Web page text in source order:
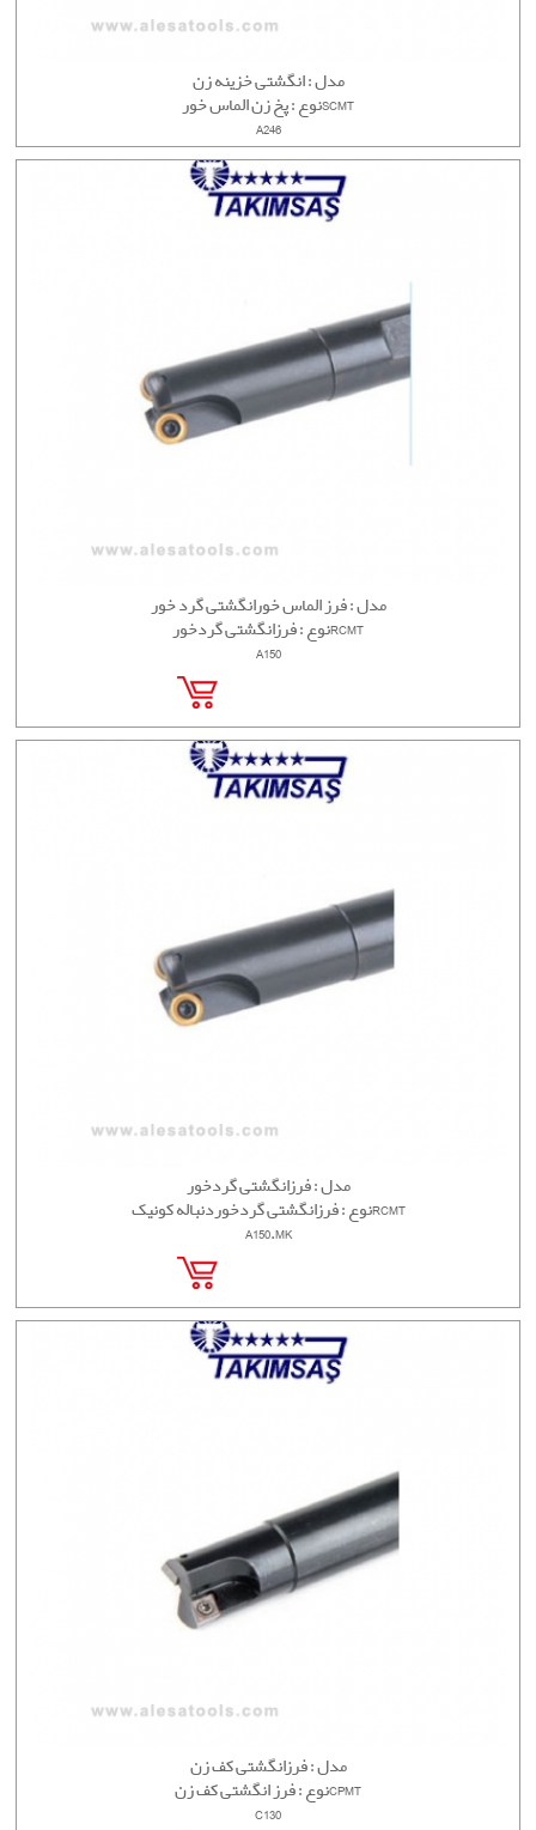
مدل : انگشتی خزینه زن
نوع : پخ زن الماس خورSCMT
A246
مدل : فرز الماس خورانگشتی گرد خور
نوع : فرزانگشتی گردخورRCMT
A150
مدل : فرزانگشتی گردخور
نوع : فرزانگشتی گردخوردنباله کونیکRCMT
A150.MK
مدل : فرزانگشتی کف زن
نوع : فرز انگشتی کف زنCPMT
C130